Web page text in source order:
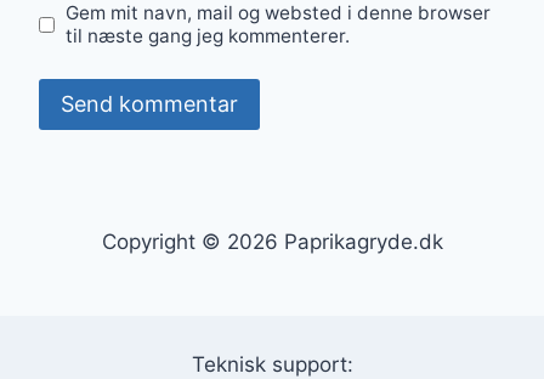
Gem mit navn, mail og websted i denne browser
til næste gang jeg kommenterer.
Copyright © 2026 Paprikagryde.dk
Teknisk support: